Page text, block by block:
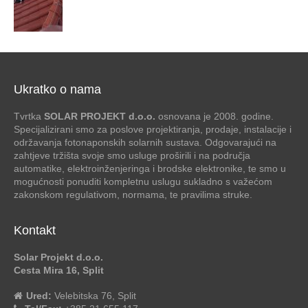
Ukratko o nama
Tvrtka SOLAR PROJEKT d.o.o. osnovana je 2008. godine.
Specijalizirani smo za poslove projektiranja, prodaje, instalacije i
održavanja fotonaponskih solarnih sustava. Odgovarajući na
zahtjeve tržišta svoje smo usluge proširili i na područja
automatike, elektroinženjeringa i brodske elektronike, te smo u
mogućnosti ponuditi kompletnu uslugu sukladno s važećom
zakonskom regulativom, normama, te pravilima struke.
Kontakt
Solar Projekt d.o.o.
Cesta Mira 16, Split
Ured: Velebitska 76, Split